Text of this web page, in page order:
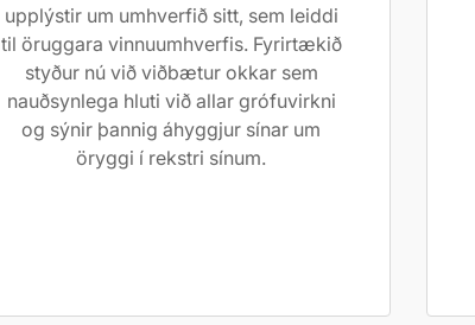
upplýstir um umhverfið sitt, sem leiddi
til öruggara vinnuumhverfis. Fyrirtækið
styður nú við viðbætur okkar sem
nauðsynlega hluti við allar grófuvirkni
og sýnir þannig áhyggjur sínar um
öryggi í rekstri sínum.